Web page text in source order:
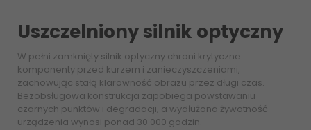
Uszczelniony silnik optyczny
W pełni zamknięty silnik optyczny chroni krytyczne
komponenty przed kurzem i zanieczyszczeniami,
zachowując stałą klarowność obrazu przez długi czas.
Bezobsługowa konstrukcja zapobiega powstawaniu
czarnych punktów i degradacji, a wydłużona żywotność
urządzenia wynosi ponad 30 000 godzin.